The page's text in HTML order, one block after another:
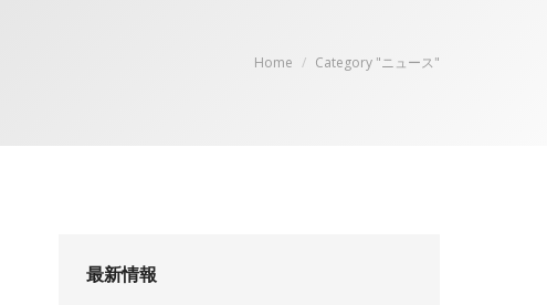
You are here:
Home Category "ニュース"
最新情報